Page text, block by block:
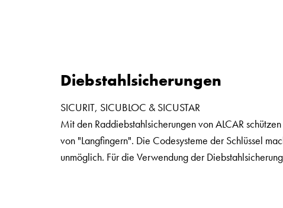
Diebstahlsicherungen
SICURIT, SICUBLOC & SICUSTAR
Mit den Raddiebstahlsicherungen von ALCAR
von "Langfingern". Die Codesysteme der Schlüssel
unmöglich. Für die Verwendung der